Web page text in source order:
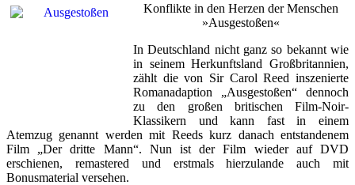
Konflikte in den Herzen der Menschen
»Ausgestoßen«
In Deutschland nicht ganz so bekannt wie
in seinem Herkunftsland Großbritannien,
zählt die von Sir Carol Reed inszenierte
Romanadaption „Ausgestoßen“ dennoch
zu den großen britischen Film-Noir-
Klassikern und kann fast in einem
Atemzug genannt werden mit Reeds kurz danach entstandenem
Film „Der dritte Mann“. Nun ist der Film wieder auf DVD
erschienen, remastered und erstmals hierzulande auch mit
Bonusmaterial versehen.